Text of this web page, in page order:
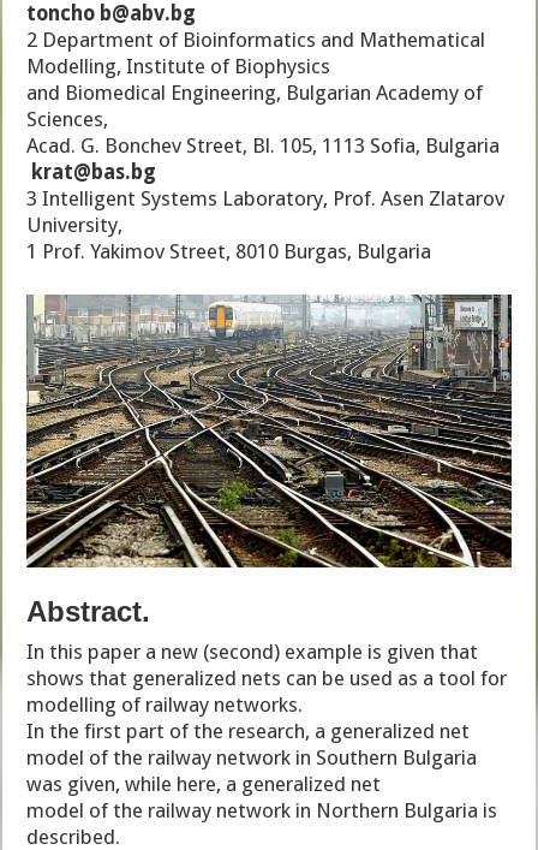
toncho b@abv.bg
2 Department of Bioinformatics and Mathematical
Modelling, Institute of Biophysics
and Biomedical Engineering, Bulgarian Academy of
Sciences,
Acad. G. Bonchev Street, Bl. 105, 1113 Sofia, Bulgaria
krat@bas.bg
3 Intelligent Systems Laboratory, Prof. Asen Zlatarov
University,
1 Prof. Yakimov Street, 8010 Burgas, Bulgaria
Abstract.
In this paper a new (second) example is given that
shows that generalized nets can be used as a tool for
modelling of railway networks.
In the first part of the research, a generalized net
model of the railway network in Southern Bulgaria
was given, while here, a generalized net
model of the railway network in Northern Bulgaria is
described.